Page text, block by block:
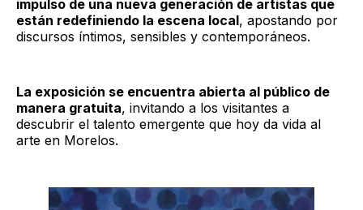
impulso de una nueva generación de artistas que
están redefiniendo la escena local, apostando por
discursos íntimos, sensibles y contemporáneos.
La exposición se encuentra abierta al público de
manera gratuita, invitando a los visitantes a
descubrir el talento emergente que hoy da vida al
arte en Morelos.